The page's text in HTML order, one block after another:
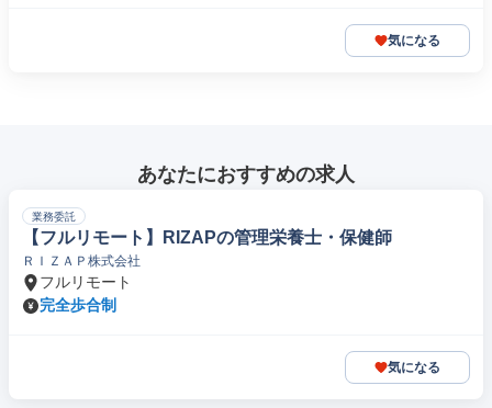
気になる
あなたにおすすめの求人
業務委託
【フルリモート】RIZAPの管理栄養士・保健師
ＲＩＺＡＰ株式会社
フルリモート
完全歩合制
気になる